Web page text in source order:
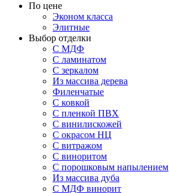
По цене
Эконом класса
Элитные
Выбор отделки
С МДФ
С ламинатом
С зеркалом
Из массива дерева
Филенчатые
С ковкой
С пленкой ПВХ
С винилискожей
С окрасом НЦ
С витражом
С виноритом
С порошковым напылением
Из массива дуба
С МДФ винорит